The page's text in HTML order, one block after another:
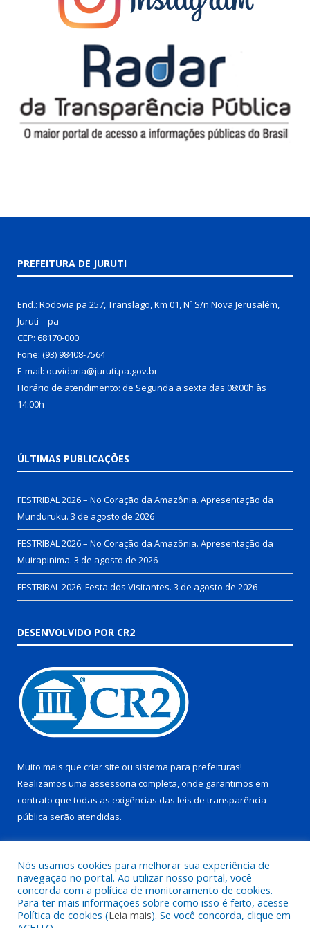
PREFEITURA DE JURUTI
End.: Rodovia pa 257, Translago, Km 01, Nº S/n Nova Jerusalém,
Juruti – pa
CEP: 68170-000
Fone: (93) 98408-7564
E-mail: ouvidoria@juruti.pa.gov.br
Horário de atendimento: de Segunda a sexta das 08:00h às
14:00h
ÚLTIMAS PUBLICAÇÕES
FESTRIBAL 2026 – No Coração da Amazônia. Apresentação da
Munduruku. 3 de agosto de 2026
FESTRIBAL 2026 – No Coração da Amazônia. Apresentação da
Muirapinima. 3 de agosto de 2026
FESTRIBAL 2026: Festa dos Visitantes. 3 de agosto de 2026
DESENVOLVIDO POR CR2
Muito mais que criar site ou sistema para prefeituras!
Realizamos uma assessoria completa, onde garantimos em
contrato que todas as exigências das leis de transparência
pública serão atendidas.
Todos os direitos reservados a Prefeitura Municipal de Juruti.
Nós usamos cookies para melhorar sua experiência de
navegação no portal. Ao utilizar nosso portal, você
concorda com a política de monitoramento de cookies.
Para ter mais informações sobre como isso é feito, acesse
Política de cookies (Leia mais). Se você concorda, clique em